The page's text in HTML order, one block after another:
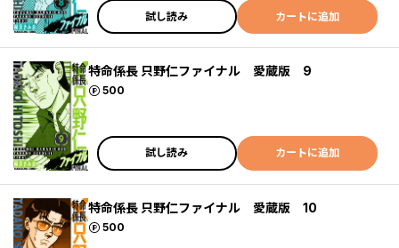
試し読み カートに追加
特命係長 只野仁ファイナル 愛蔵版 9
500
ポイント
試し読み カートに追加
特命係長 只野仁ファイナル 愛蔵版 10
500
ポイント